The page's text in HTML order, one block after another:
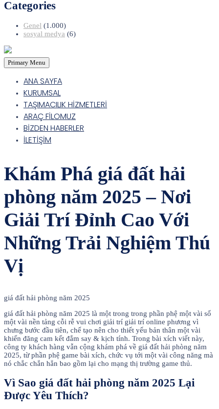
Categories
Genel (1.000)
sosyal medya (6)
Primary Menu
ANA SAYFA
KURUMSAL
TAŞIMACILIK HİZMETLERİ
ARAÇ FİLOMUZ
BİZDEN HABERLER
İLETİŞİM
Khám Phá giá đất hải
phòng năm 2025 – Nơi
Giải Trí Đỉnh Cao Với
Những Trải Nghiệm Thú
Vị
giá đất hải phòng năm 2025
giá đất hải phòng năm 2025 là một trong trong phần phệ một vài số
một vài nền tảng cỗi rễ vui chơi giải trí giải trí online phương vì
chưng bước đầu tiên, chế tạo nên cho thiết yếu bản thân một vài
khiến đăng cam kết đắm say & kịch tính. Trong bài xích viết này,
công ty khách hàng vẫn cộng khám phá về giá đất hải phòng năm
2025, từ phần phệ game bài xích, chức vụ tới một vài công năng mà
nó chắc chắn hẳn bao gồm lại cho mạng thị trường game thủ.
Vì Sao giá đất hải phòng năm 2025 Lại
Được Yêu Thích?